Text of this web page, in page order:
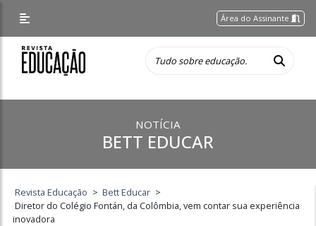
Área do Assinante
NOTÍCIA
BETT EDUCAR
Revista Educação > Bett Educar >
Diretor do Colégio Fontán, da Colômbia, vem contar sua experiência
inovadora